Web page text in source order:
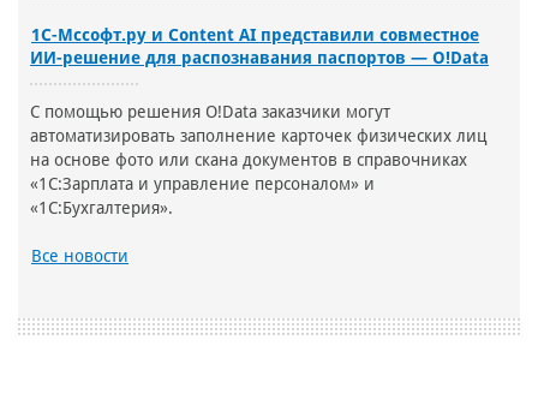
1С-Мссофт.ру и Content AI представили совместное
ИИ-решение для распознавания паспортов — O!Data
С помощью решения O!Data заказчики могут
автоматизировать заполнение карточек физических лиц
на основе фото или скана документов в справочниках
«1С:Зарплата и управление персоналом» и
«1С:Бухгалтерия».
Все новости